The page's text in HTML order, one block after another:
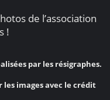
de l’association
!
par les résigraphes.
images avec le crédit